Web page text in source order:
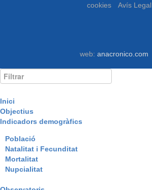
cookies
Avís Legal
web: anacronico.com
Inici
Objectius
Indicadors demogràfics
Població
Natalitat i Fecunditat
Mortalitat
Nupcialitat